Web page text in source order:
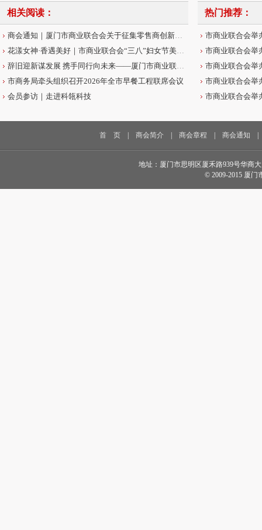
相关阅读：
商会通知｜厦门市商业联合会关于征集零售商创新案例的通知
花漾女神·香遇美好｜市商业联合会“三八”妇女节美学沙龙圆满举办
辞旧迎新谋发展 携手同行向未来——厦门市商业联合会2026年新春贺词
市商务局牵头组织召开2026年全市早餐工程联席会议
会员参访｜走进科瓴科技
热门推荐：
首 页 商会简介 商会章程 商会通知
地址：厦门市思明区厦禾路939号华商大
© 2009-2015 厦